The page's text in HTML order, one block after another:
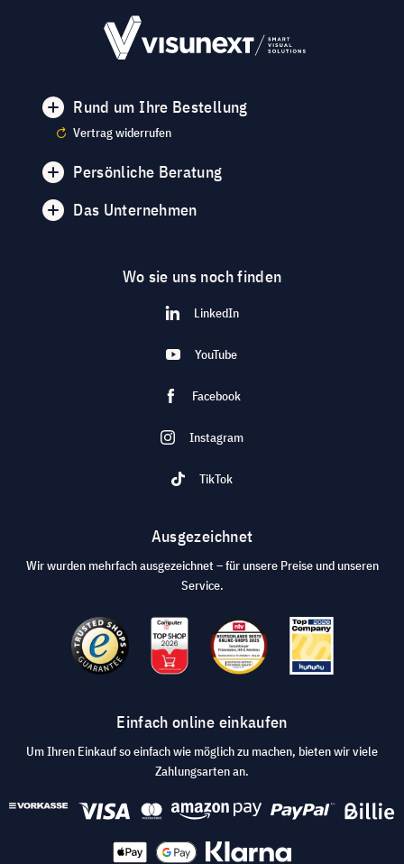
Rund um Ihre Bestellung
Vertrag widerrufen
Persönliche Beratung
Das Unternehmen
Wo sie uns noch finden
LinkedIn
YouTube
Facebook
Instagram
TikTok
Ausgezeichnet
Wir wurden mehrfach ausgezeichnet – für unsere Preise und unseren
Service.
Einfach online einkaufen
Um Ihren Einkauf so einfach wie möglich zu machen, bieten wir viele
Zahlungsarten an.